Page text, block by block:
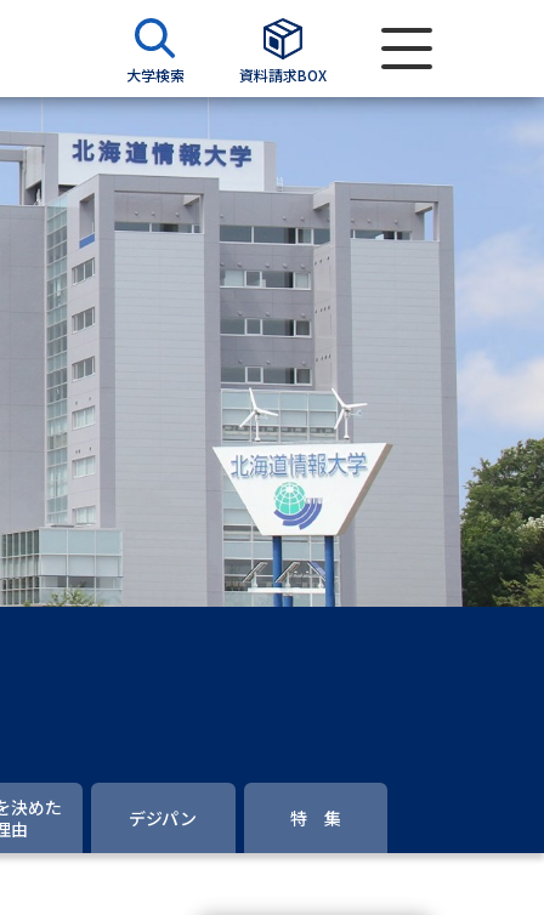
大学検索 資料請求BOX
資料検索
願書
過去問題集
留学・進学関連、塾・予備校
の請求
高等学校卒業程度認定試験
大学検索
決めた
由
デジパン 特 集